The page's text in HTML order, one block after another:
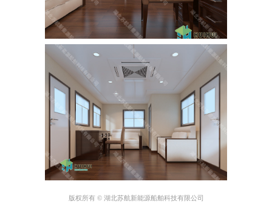
版权所有 © 湖北苏航新能源船舶科技有限公司